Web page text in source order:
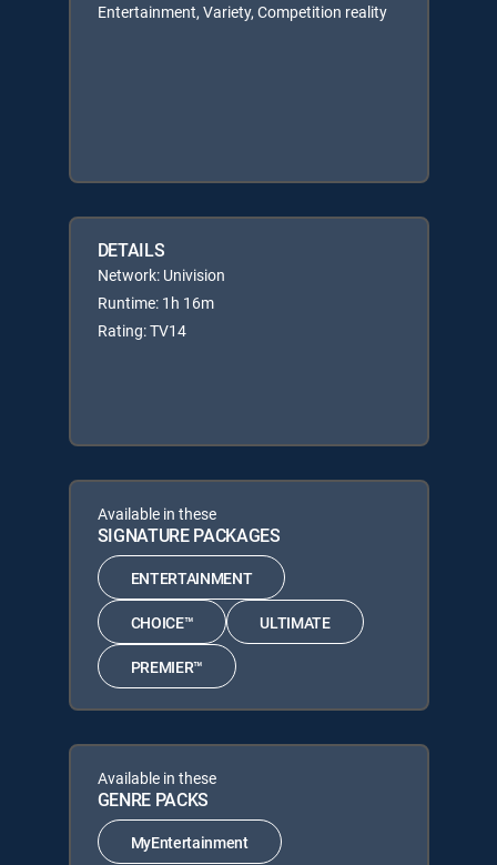
Entertainment, Variety, Competition reality
DETAILS
Network: Univision
Runtime: 1h 16m
Rating: TV14
Available in these
SIGNATURE PACKAGES
ENTERTAINMENT
CHOICE™ ULTIMATE
PREMIER™
Available in these
GENRE PACKS
MyEntertainment